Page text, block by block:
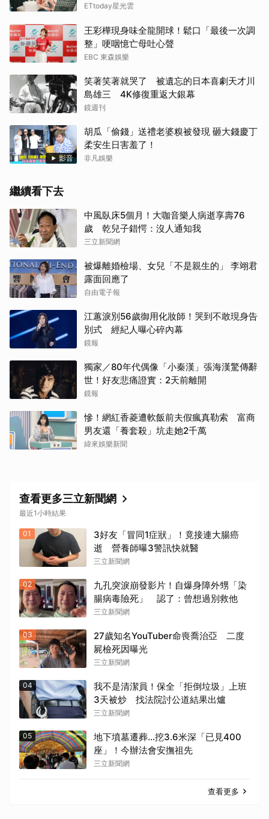
ETtoday星光雲
王彩樺現身味全龍開球！鬆口「最後一次調
整」哽咽憶亡母吐心聲
EBC 東森娛樂
笑著笑著就哭了 被遺忘的日本喜劇天才川
島雄三 4K修復重返大銀幕
鏡週刊
影音
胡瓜「偷錢」送禮老婆糗被發現 砸大錢慶丁
柔安生日害羞了！
非凡娛樂
繼續看下去
中風臥床5個月！大咖音樂人病逝享壽76
歲 乾兒子錯愕：沒人通知我
三立新聞網
被爆離婚檢場、女兒「不是親生的」 李翊君
露面回應了
自由電子報
江蕙淚別56歲御用化妝師！哭到不敢現身告
別式 經紀人曝心碎內幕
鏡報
獨家／80年代偶像「小秦漢」張海漢驚傳辭
世！好友悲痛證實：2天前離開
鏡報
慘！網紅香菱遭軟飯前夫假瘋真勒索 富商
男友還「養套殺」坑走她2千萬
緯來娛樂新聞
查看更多三立新聞網
最近1小時結果
01
3好友「冒同1症狀」！竟接連大腸癌
逝 營養師曝3警訊快就醫
三立新聞網
02
九孔突淚崩發影片！自爆身障外甥「染
腸病毒險死」 認了：曾想過別救他
三立新聞網
03
27歲知名YouTuber命喪喬治亞 二度
屍檢死因曝光
三立新聞網
04
我不是清潔員！保全「拒倒垃圾」上班
3天被炒 找法院討公道結果出爐
三立新聞網
05
地下墳墓遷葬…挖3.6米深「已見400
座」！今辦法會安撫祖先
三立新聞網
查看更多